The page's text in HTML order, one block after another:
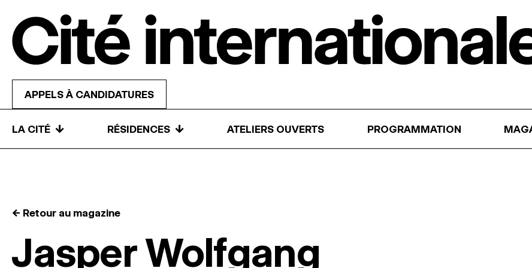
APPELS À CANDIDATURES
LA CITÉ ↓ RÉSIDENCES ↓ ATELIERS OUVERTS PROGRAMMATION
← Retour au magazine
Jasper Wolfgang